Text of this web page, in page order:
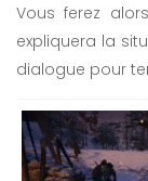
Vous ferez
expliquera la
dialogue pour